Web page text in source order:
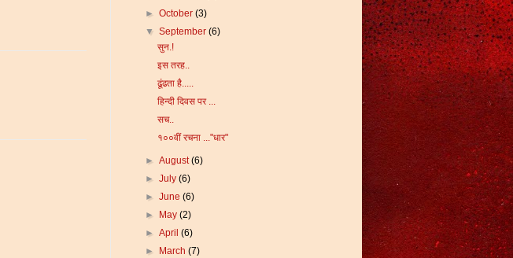
►October(3)
▼September(6)
सुन.!
इस तरह..
ढूंढता है.....
हिन्दी दिवस पर ...
सच..
१००वीं रचना ..."धार"
►August(6)
►July(6)
►June(6)
►
May(2)
►April(6)
►
March(7)